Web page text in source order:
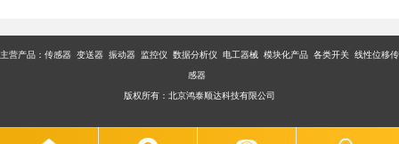
主营产品：传感器 变送器 振动器 监控仪 数据分析仪 电工器械 模块化产品 各类开关 线性位移传
感器
版权所有：北京鸿泰顺达科技有限公司